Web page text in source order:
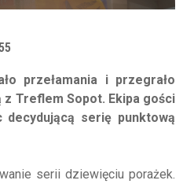
przełamania i przegrało
z Treflem Sopot. Ekipa gości
decydującą serię punktową
serii dziewięciu porażek.